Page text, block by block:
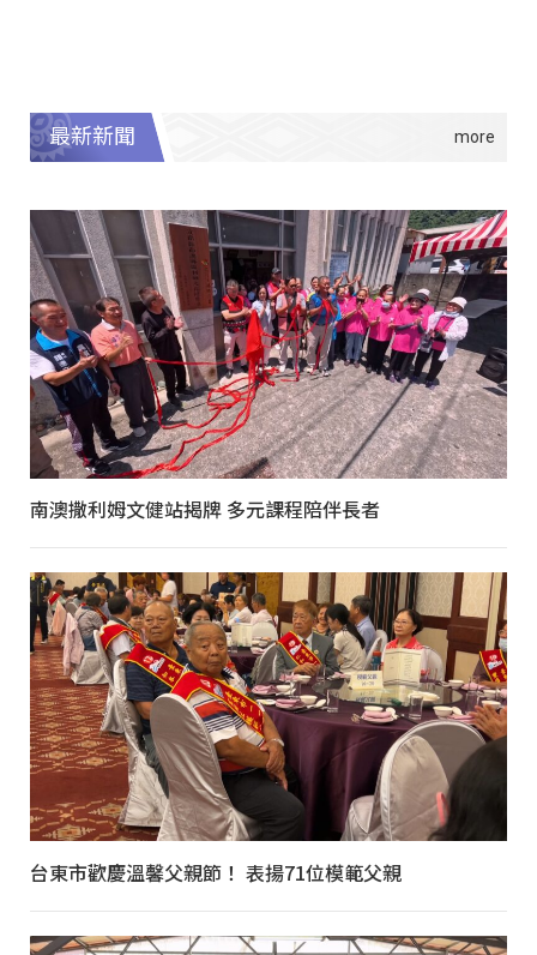
最新新聞
南澳撒利姆文健站揭牌 多元課程陪伴長者
台東市歡慶溫馨父親節！ 表揚71位模範父親